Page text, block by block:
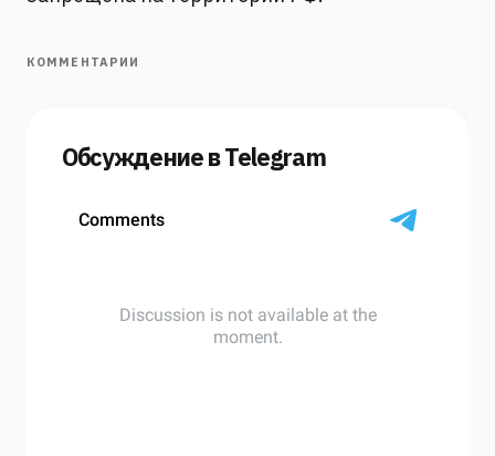
КОММЕНТАРИИ
Обсуждение в Telegram